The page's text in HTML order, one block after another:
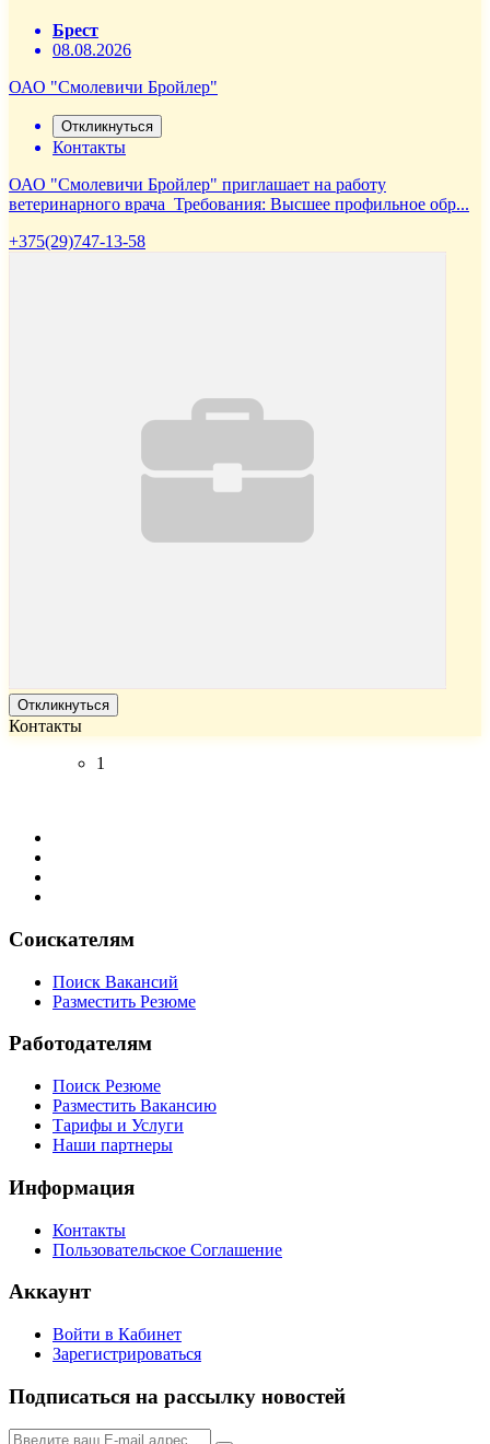
Брест
08.08.2026
ОАО "Смолевичи Бройлер"
Откликнуться
Контакты
ОАО "Смолевичи Бройлер" приглашает на работу
ветеринарного врача Требования: Высшее профильное обр...
+375(29)747-13-58
Откликнуться
Контакты
1
Соискателям
Поиск Вакансий
Разместить Резюме
Работодателям
Поиск Резюме
Разместить Вакансию
Тарифы и Услуги
Наши партнеры
Информация
Контакты
Пользовательское Соглашение
Аккаунт
Войти в Кабинет
Зарегистрироваться
Подписаться на рассылку новостей